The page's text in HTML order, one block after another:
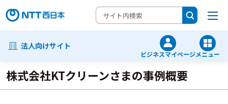
法人向けサイト
ビジネスマイページメニュー
株式会社KTクリーンさまの事例概要